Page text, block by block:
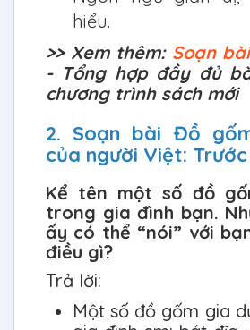
hiểu.
>> Xem thêm: Soạn
- Tổng hợp đầy đủ
chương trình sách mới
2. Soạn bài Đồ
của người Việt:
Kể tên một số đồ
trong gia đình bạn.
ấy có thể “nói” với
điều gì?
Trả lời:
Một số đồ gốm gia